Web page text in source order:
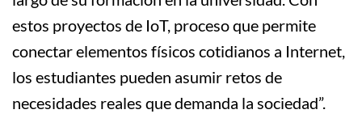
estos proyectos de IoT, proceso que permite
conectar elementos físicos cotidianos a Internet,
los estudiantes pueden asumir retos de
necesidades reales que demanda la sociedad”.